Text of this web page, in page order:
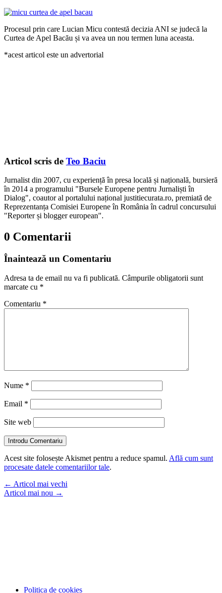
Procesul prin care Lucian Micu contestă decizia ANI se judecă la
Curtea de Apel Bacău și va avea un nou termen luna aceasta.
*acest articol este un advertorial
Articol scris de Teo Baciu
Jurnalist din 2007, cu experiență în presa locală și națională, bursieră
în 2014 a programului "Bursele Europene pentru Jurnaliști în
Dialog", coautor al portalului național justitiecurata.ro, premiată de
Reprezentanța Comisiei Europene în România în cadrul concursului
"Reporter și blogger european".
0 Comentarii
Înaintează un Comentariu
Adresa ta de email nu va fi publicată. Câmpurile obligatorii sunt
marcate cu *
Comentariu *
Nume *
Email *
Site web
Introdu Comentariu
Acest site folosește Akismet pentru a reduce spamul. Află cum sunt
procesate datele comentariilor tale.
← Articol mai vechi
Articol mai nou →
Politica de cookies